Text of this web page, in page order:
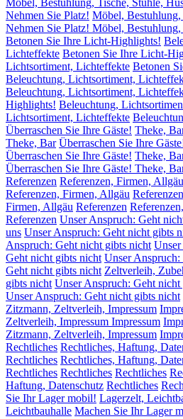
Möbel, Bestuhlung, Tische, Stühle,
Nehmen Sie Platz! Möbel, Bestuhlung,
Nehmen Sie Platz! Möbel, Bestuhlung,
Betonen Sie Ihre Licht-Highlights!
Lichteffekte Betonen Sie Ihre Licht-
Lichtsortiment, Lichteffekte Betonen
Beleuchtung, Lichtsortiment,
Beleuchtung, Lichtsortiment,
Highlights! Beleuchtung,
Lichtsortiment, Lichteffekte
Überraschen Sie Ihre Gäste! Theke,
Theke, Bar Überraschen Sie Ihre
Überraschen Sie Ihre Gäste! Theke,
Überraschen Sie Ihre Gäste! Theke,
Referenzen Referenzen, Firmen, Allgäu
Referenzen, Firmen, Allgäu
Firmen, Allgäu Referenzen
Referenzen Unser Anspruch: Geht
uns Unser Anspruch: Geht nicht gibts
Anspruch: Geht nicht gibts nicht
Geht nicht gibts nicht Unser
Geht nicht gibts nicht Zeltverleih,
gibts nicht Unser Anspruch: Geht
Unser Anspruch: Geht nicht gibts nicht
Zitzmann, Zeltverleih, Impressum
Zeltverleih, Impressum Impressum
Zitzmann, Zeltverleih, Impressum
Rechtliches Rechtliches, Haftung,
Rechtliches Rechtliches, Haftung,
Rechtliches Rechtliches Rechtliches
Haftung, Datenschutz Rechtliches
Sie Ihr Lager mobil! Lagerzelt,
Leichtbauhalle Machen Sie Ihr Lager